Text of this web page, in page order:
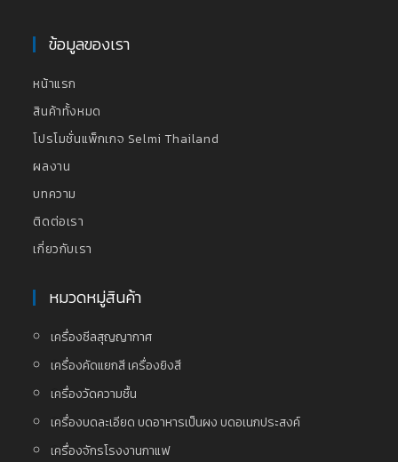
ข้อมูลของเรา
หน้าแรก
สินค้าทั้งหมด
โปรโมชั่นแพ็กเกจ Selmi Thailand
ผลงาน
บทความ
ติดต่อเรา
เกี่ยวกับเรา
หมวดหมู่สินค้า
เครื่องซีลสุญญากาศ
เครื่องคัดแยกสี เครื่องยิงสี
เครื่องวัดความชื้น
เครื่องบดละเอียด บดอาหารเป็นผง บดอเนกประสงค์
เครื่องจักรโรงงานกาแฟ